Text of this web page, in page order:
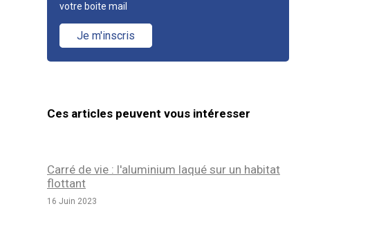
votre boite mail
Je m'inscris
Ces articles peuvent vous intéresser
Carré de vie : l'aluminium laqué sur un habitat
flottant
16 Juin 2023